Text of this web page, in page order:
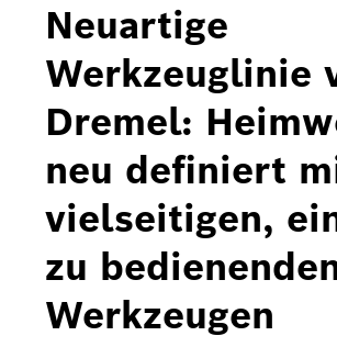
Buderus
Pressemappen
Hausgeräte
Downloads
Pressemappen
Fotos
Videos
Neuartige
Werkzeuglinie
Dremel:
neu definiert
vielseitigen,
zu
Werkzeugen